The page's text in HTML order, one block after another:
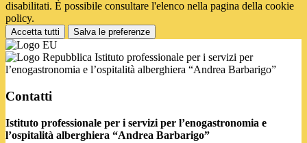
disabilitati. È possibile consultare l'elenco nella pagina della cookie
policy.
Accetta tutti Salva le preferenze
Istituto professionale per i servizi per
l’enogastronomia e l’ospitalità alberghiera “Andrea Barbarigo”
Contatti
Istituto professionale per i servizi per l’enogastronomia e
l’ospitalità alberghiera “Andrea Barbarigo”